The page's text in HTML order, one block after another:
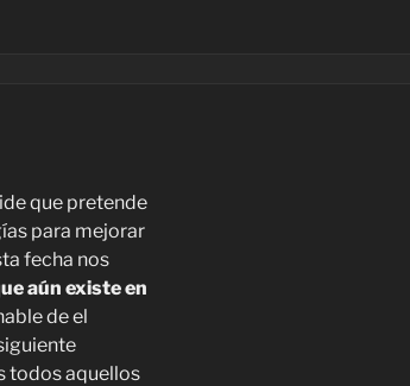
que pretende
para mejorar
fecha nos
aún existe en
de el
todos aquellos